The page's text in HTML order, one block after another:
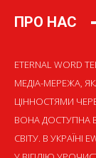
ПРО НАС
ETERNAL WORD
МЕДІА-МЕРЕЖА,
ЦІННОСТЯМИ
ВОНА ДОСТУПНА
СВІТУ. В